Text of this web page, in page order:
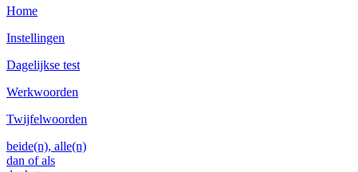
Home
Instellingen
Dagelijkse test
Werkwoorden
Twijfelwoorden
beide(n), alle(n)
dan of als